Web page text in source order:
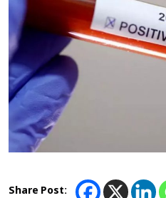
Share Post: